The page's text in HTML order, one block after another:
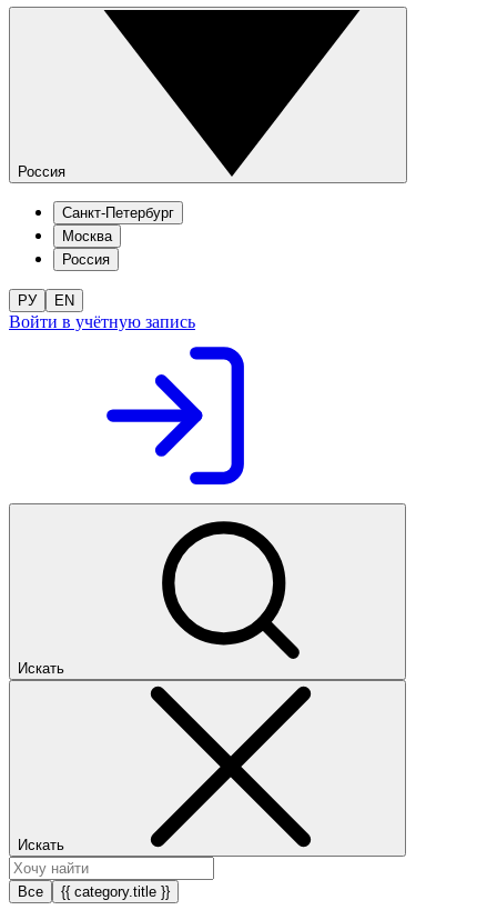
Россия
Санкт-Петербург
Москва
Россия
РУ EN
Войти в учётную запись
Искать
Искать
Все {{ category.title }}